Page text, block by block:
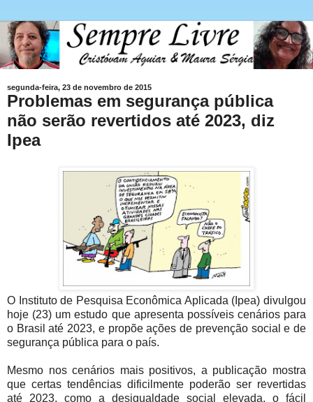
segunda-feira, 23 de novembro de 2015
Problemas em segurança pública
não serão revertidos até 2023, diz
Ipea
O Instituto de Pesquisa Econômica Aplicada (Ipea) divulgou
hoje (23) um estudo que apresenta possíveis cenários para
o Brasil até 2023, e propõe ações de prevenção social e de
segurança pública para o país.
Mesmo nos cenários mais positivos, a publicação mostra
que certas tendências dificilmente poderão ser revertidas
até 2023, como a desigualdade social elevada, o fácil